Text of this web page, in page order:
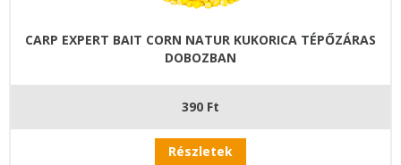
CARP EXPERT BAIT CORN NATUR KUKORICA TÉPŐZÁRAS
DOBOZBAN
390 Ft
Részletek